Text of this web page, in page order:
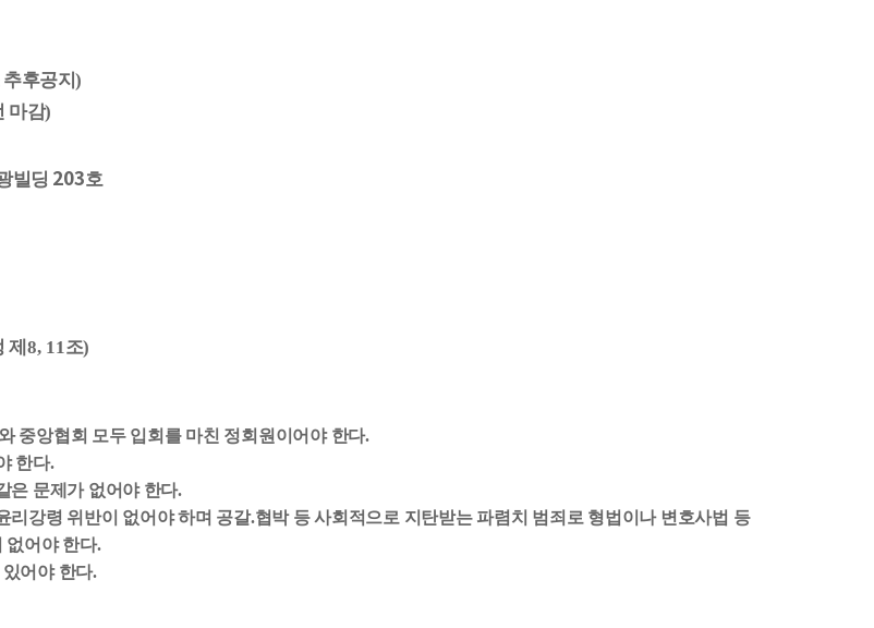
후공지 )
마감)
빌딩 203호
8, 11조)
중앙협회 모두 입회를 마친 정회원이어야 한다.
한다.
은 문제가 없어야 한다.
리강령 위반이 없어야 하며 공갈.협박 등 사회적으로 지탄받는 파렴치 범죄로 형법이나 변호사법 등
없어야 한다.
어야 한다.